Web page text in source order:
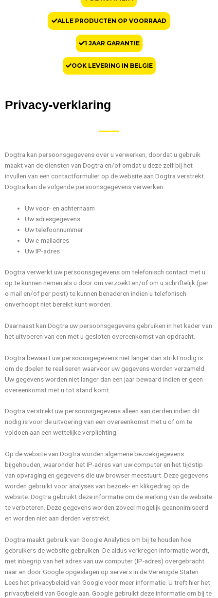
ALLE PRODUCTEN OP VOORRAAD
1 JAAR GARANTIE
OOK LEVERING IN BELGIE
Privacy-verklaring
Dogtra kan persoonsgegevens over u verwerken, doordat u gebruik
maakt van de diensten van Dogtra en/of omdat u deze zelf bij het
invullen van een contactformulier op de website aan Dogtra verstrekt.
Dogtra kan de volgende persoonsgegevens verwerken:
Uw voor- en achternaam
Uw adresgegevens
Uw telefoonnummer
Uw e-mailadres
Uw IP-adres
Dogtra verwerkt uw persoonsgegevens om telefonisch contact met u
op te kunnen nemen als u door om verzoekt en/of om u schriftelijk (per
e-mail en/of per post) te kunnen benaderen indien u telefonisch
onverhoopt niet bereikt kunt worden.
Daarnaast kan Dogtra uw persoonsgegevens gebruiken in het kader van
het uitvoeren van een met u gesloten overeenkomst van opdracht.
Dogtra bewaart uw persoonsgegevens niet langer dan strikt nodig is
om de doelen te realiseren waarvoor uw gegevens worden verzameld.
Uw gegevens worden niet langer dan een jaar bewaard indien er geen
overeenkomst met u tot stand komt.
Dogtra verstrekt uw persoonsgegevens alleen aan derden indien dit
nodig is voor de uitvoering van een overeenkomst met u of om te
voldoen aan een wettelijke verplichting.
Op de website van Dogtra worden algemene bezoekgegevens
bijgehouden, waaronder het IP-adres van uw computer en het tijdstip
van opvraging en gegevens die uw browser meestuurt. Deze gegevens
worden gebruikt voor analyses van bezoek- en klikgedrag op de
website. Dogtra gebruikt deze informatie om de werking van de website
te verbeteren. Deze gegevens worden zoveel mogelijk geanonimiseerd
en worden niet aan derden verstrekt.
Dogtra maakt gebruik van Google Analytics om bij te houden hoe
gebruikers de website gebruiken. De aldus verkregen informatie wordt,
met inbegrip van het adres van uw computer (IP-adres) overgebracht
naar en door Google opgeslagen op servers in de Verenigde Staten.
Lees het privacybeleid van Google voor meer informatie. U treft hier het
privacybeleid van Google aan. Google gebruikt deze informatie om bij te